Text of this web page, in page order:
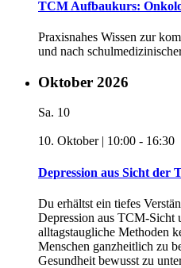
TCM Aufbaukurs:
Praxisnahes Wissen zur
und nach
Oktober 2026
Sa. 10
10. Oktober | 10:00 - 16:30
Depression aus Sicht der
Du erhältst ein tiefes
Depression aus TCM-Sicht
alltagstaugliche Methoden
Menschen ganzheitlich zu
Gesundheit bewusst zu